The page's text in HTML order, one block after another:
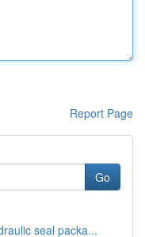
Report Page
Go
seal packa...